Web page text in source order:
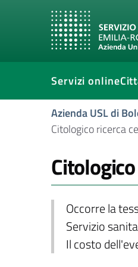
Servizi online
Azienda USL di
Citologico ricerca
Occorre la
Servizio
Il costo